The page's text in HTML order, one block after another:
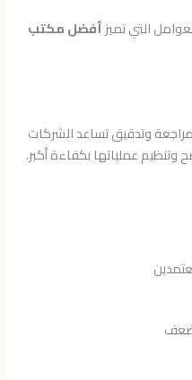
التي تميزأفضل مكتب
وتدقيق تساعد الشركات
عملياتها بكفاءة أكبر.